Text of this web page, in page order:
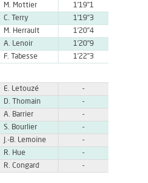
M. Mottier
1'19''1
C. Terry
1'19''3
M. Herrault
1'20''4
A. Lenoir
1'20''9
F. Tabesse 1'22''3
E. Letouzé
-
D. Thomain
-
A. Barrier
-
S. Bourlier
-
J.-B. Lemoine
-
R. Hue
-
R. Congard -